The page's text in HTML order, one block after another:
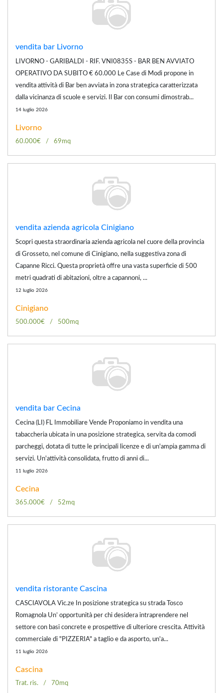
vendita bar Livorno
LIVORNO - GARIBALDI - RIF. VNI0835S - BAR BEN AVVIATO
OPERATIVO DA SUBITO € 60.000 Le Case di Modì propone in
vendita attività di Bar ben avviata in zona strategica caratterizzata
dalla vicinanza di scuole e servizi. Il Bar con consumi dimostrab...
14 luglio 2026
Livorno
60.000€ 69mq
vendita azienda agricola Cinigiano
Scopri questa straordinaria azienda agricola nel cuore della provincia
di Grosseto, nel comune di Cinigiano, nella suggestiva zona di
Capanne Ricci. Questa proprietà offre una vasta superficie di 500
metri quadrati di abitazioni, oltre a capannoni, ...
12 luglio 2026
Cinigiano
500.000€ 500mq
vendita bar Cecina
Cecina (LI) FL Immobiliare Vende Proponiamo in vendita una
tabaccheria ubicata in una posizione strategica, servita da comodi
parcheggi, dotata di tutte le principali licenze e di un'ampia gamma di
servizi. Un'attività consolidata, frutto di anni di...
11 luglio 2026
Cecina
365.000€ 52mq
vendita ristorante Cascina
CASCIAVOLA Vic.ze In posizione strategica su strada Tosco
Romagnola Un’ opportunità per chi desidera intraprendere nel
settore con basi concrete e prospettive di ulteriore crescita. Attività
commerciale di "PIZZERIA" a taglio e da asporto, un'a...
11 luglio 2026
Cascina
Trat. ris. 70mq